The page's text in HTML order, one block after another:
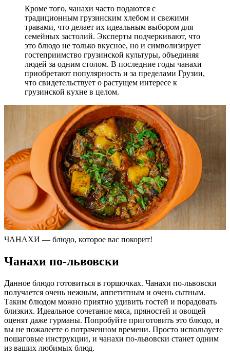
Кроме того, чанахи часто подаются с
традиционным грузинским хлебом и свежими
травами, что делает их идеальным выбором для
семейных застолий. Эксперты подчеркивают, что
это блюдо не только вкусное, но и символизирует
гостеприимство грузинской культуры, объединяя
людей за одним столом. В последние годы чанахи
приобретают популярность и за пределами Грузии,
что свидетельствует о растущем интересе к
грузинской кухне в целом.
ЧАНАХИ — блюдо, которое вас покорит!
Чанахи по-львовски
Данное блюдо готовиться в горшочках. Чанахи по-львовски
получается очень нежным, аппетитным и очень сытным.
Таким блюдом можно приятно удивить гостей и порадовать
близких. Идеальное сочетание мяса, пряностей и овощей
оценят даже гурманы. Попробуйте приготовить это блюдо, и
вы не пожалеете о потраченном времени. Просто используете
пошаговые инструкции, и чанахи по-львовски станет одним
из ваших любимых блюд.